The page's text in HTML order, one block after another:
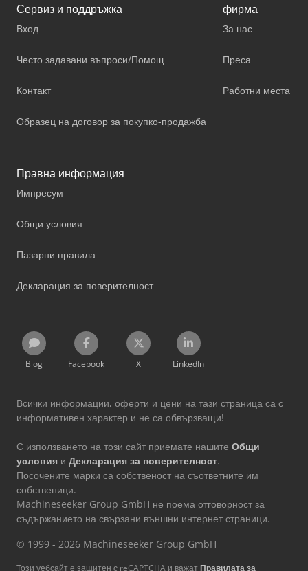
Сервиз и поддръжка
Вход
Често задавани въпроси/Помощ
Контакт
Образец на договор за покупко-продажба
фирма
За нас
Преса
Работни места
Правна информация
Импресум
Общи условия
Пазарни правила
Декларация за поверителност
Blog Facebook X LinkedIn
Всички информации, оферти и цени на тази страница са с
информативен характер и не са обвързващи!
С използването на този сайт приемате нашите Общи
условия и Декларация за поверителност.
Посочените марки са собственост на съответните им
собственици.
Machineseeker Group GmbH не поема отговорност за
съдържанието на свързани външни интернет страници.
© 1999 - 2026 Machineseeker Group GmbH
Този уебсайт е защитен с reCAPTCHA и важат Правилата за